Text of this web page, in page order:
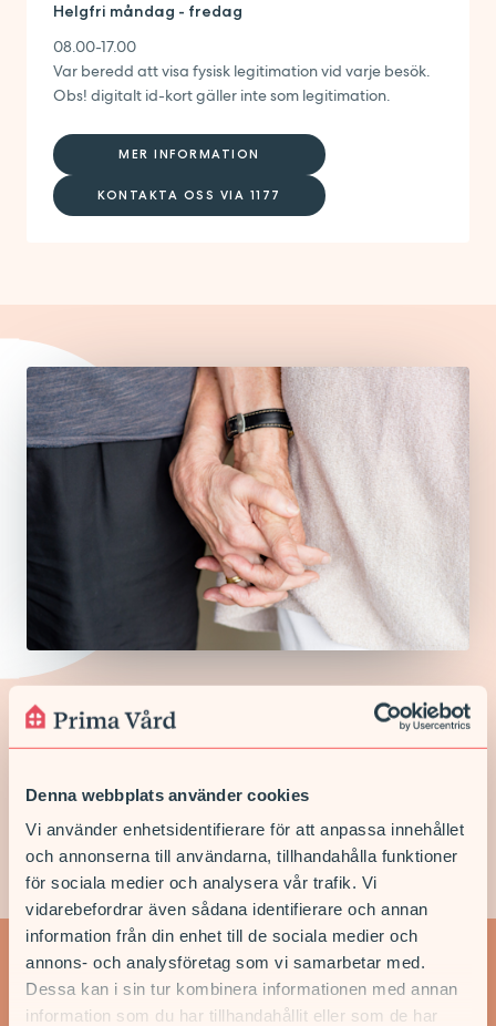
Denna webbplats använder cookies
Vi använder enhetsidentifierare för att anpassa innehållet
och annonserna till användarna, tillhandahålla funktioner
för sociala medier och analysera vår trafik. Vi
vidarebefordrar även sådana identifierare och annan
information från din enhet till de sociala medier och
annons- och analysföretag som vi samarbetar med.
Dessa kan i sin tur kombinera informationen med annan
information som du har tillhandahållit eller som de har
Helgfri måndag - fredag
08.00-17.00
Var beredd att visa fysisk legitimation vid varje besök.
Obs! digitalt id-kort gäller inte som legitimation.
MER INFORMATION
KONTAKTA OSS VIA 1177
Välj oss som din mottagning
Det är alltid enklare för oss att hjälpa dig både digitalt och
LISTA DIG HOS OSS
Nyheter